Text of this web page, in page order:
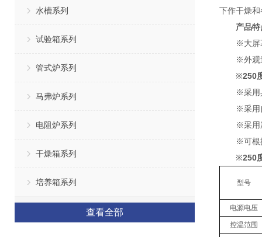
水槽系列
试验箱系列
管式炉系列
马弗炉系列
电阻炉系列
干燥箱系列
培养箱系列
查看全部
下作干燥
产品特
※大屏幕
※外观造
※250
※采用具
※采用自
※采用新
※可根据
※250
型号
电源电压
控温范围